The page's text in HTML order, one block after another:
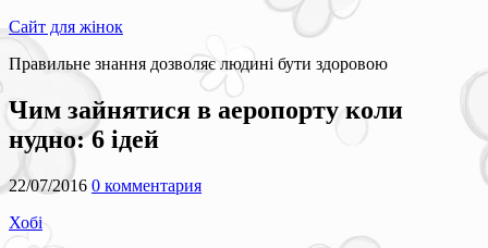
Сайт для жінок
Правильне знання дозволяє людині бути здоровою
Чим зайнятися в аеропорту коли
нудно: 6 ідей
22/07/2016 0 комментария
Хобі